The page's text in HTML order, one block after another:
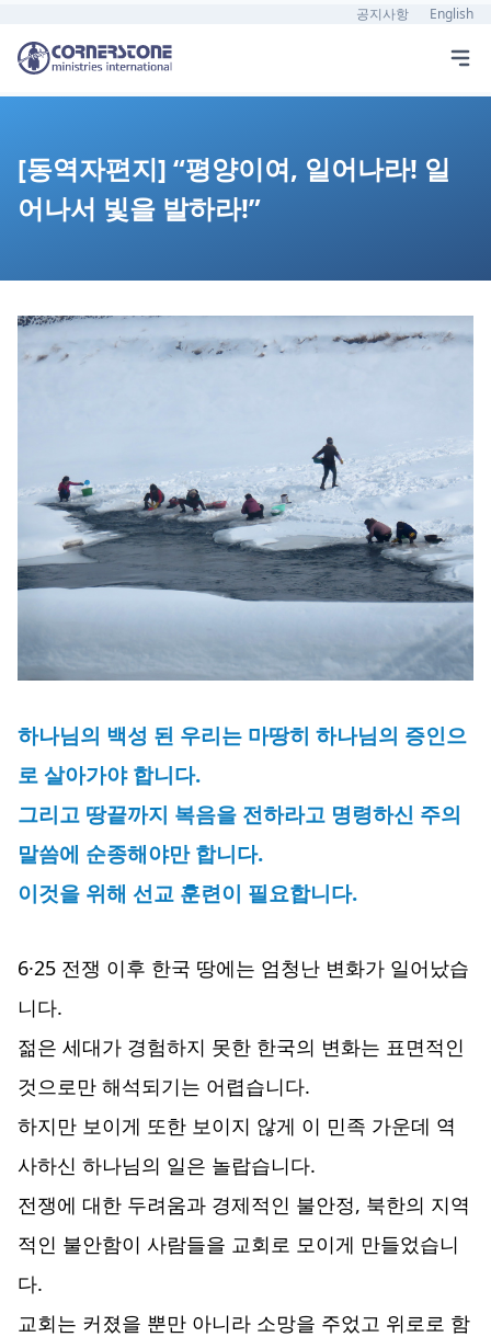
공지사항 English
[동역자편지] “평양이여, 일어나라! 일
어나서 빛을 발하라!”
하나님의 백성 된 우리는 마땅히 하나님의 증인으
로 살아가야 합니다.
그리고 땅끝까지 복음을 전하라고 명령하신 주의
말씀에 순종해야만 합니다.
이것을 위해 선교 훈련이 필요합니다.
6·25 전쟁 이후 한국 땅에는 엄청난 변화가 일어났습
니다.
젊은 세대가 경험하지 못한 한국의 변화는 표면적인
것으로만 해석되기는 어렵습니다.
하지만 보이게 또한 보이지 않게 이 민족 가운데 역
사하신 하나님의 일은 놀랍습니다.
전쟁에 대한 두려움과 경제적인 불안정, 북한의 지역
적인 불안함이 사람들을 교회로 모이게 만들었습니
다.
교회는 커졌을 뿐만 아니라 소망을 주었고 위로로 함